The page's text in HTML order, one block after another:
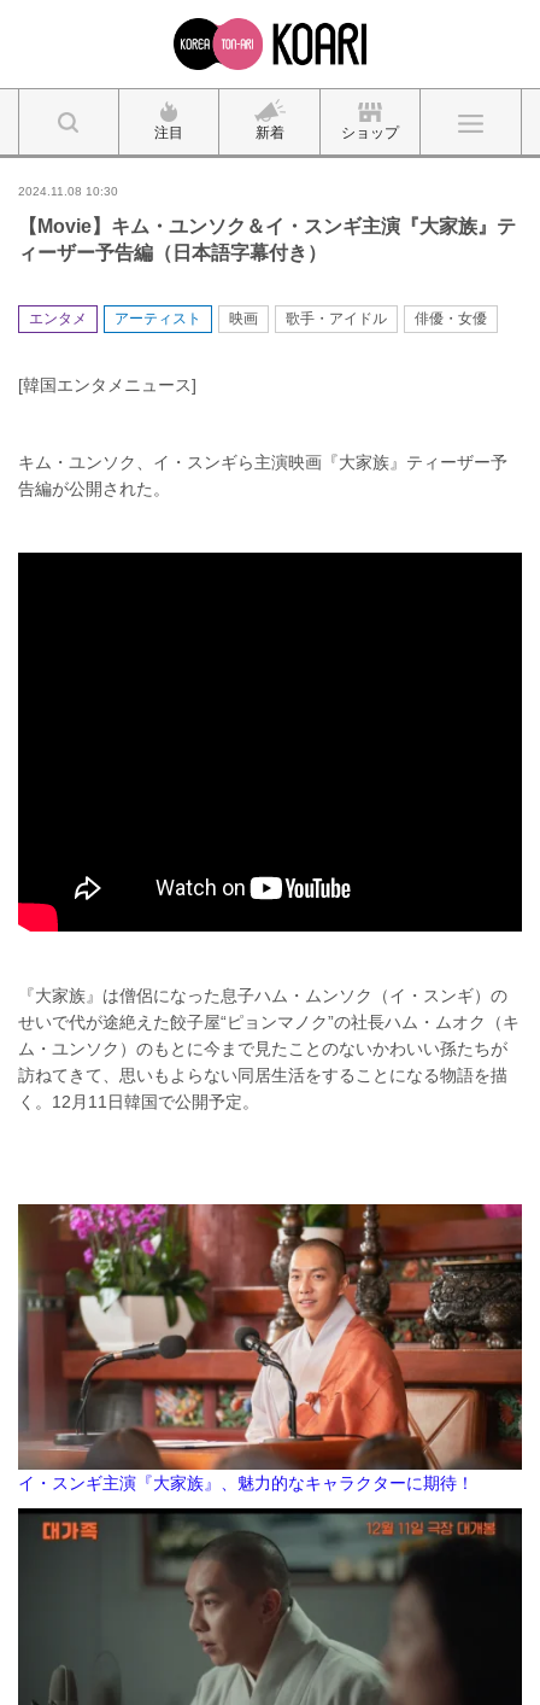
注目 新着 ショップ
2024.11.08 10:30
【Movie】キム・ユンソク＆イ・スンギ主演『大家族』テ
ィーザー予告編（日本語字幕付き）
エンタメ アーティスト 映画 歌手・アイドル 俳優・女優
[韓国エンタメニュース]
キム・ユンソク、イ・スンギら主演映画『大家族』ティーザー予
告編が公開された。
『大家族』は僧侶になった息子ハム・ムンソク（イ・スンギ）の
せいで代が途絶えた餃子屋“ピョンマノク”の社長ハム・ムオク（キ
ム・ユンソク）のもとに今まで見たことのないかわいい孫たちが
訪ねてきて、思いもよらない同居生活をすることになる物語を描
く。12月11日韓国で公開予定。
イ・スンギ主演『大家族』、魅力的なキャラクターに期待！